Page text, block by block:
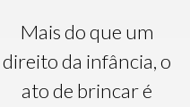
Mais do que um
direito da infância, o
ato de brincar é